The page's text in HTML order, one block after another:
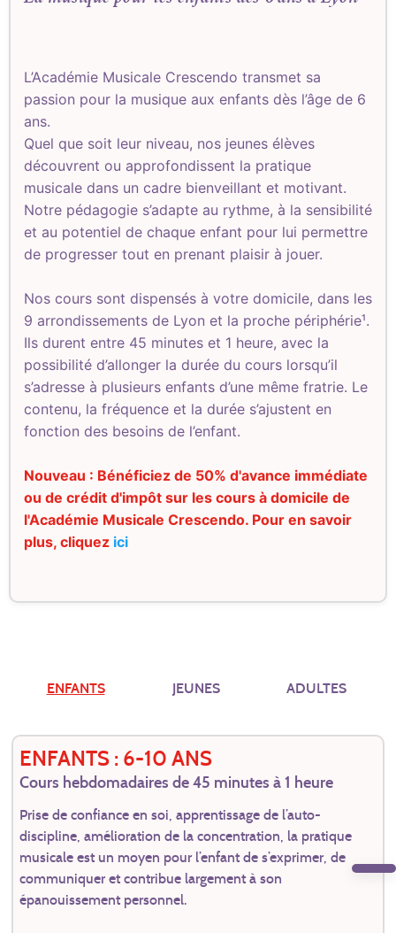
L’Académie Musicale Crescendo transmet sa
passion pour la musique aux enfants dès l’âge de 6
ans.
Quel que soit leur niveau, nos jeunes élèves
découvrent ou approfondissent la pratique
musicale dans un cadre bienveillant et motivant.
Notre pédagogie s’adapte au rythme, à la sensibilité
et au potentiel de chaque enfant pour lui permettre
de progresser tout en prenant plaisir à jouer.
Nos cours sont dispensés à votre domicile, dans les
9 arrondissements de Lyon et la proche périphérie¹.
Ils durent entre 45 minutes et 1 heure, avec la
possibilité d’allonger la durée du cours lorsqu’il
s’adresse à plusieurs enfants d’une même fratrie. Le
contenu, la fréquence et la durée s’ajustent en
fonction des besoins de l’enfant.
Nouveau : Bénéficiez de 50% d'avance immédiate
ou de crédit d'impôt sur les cours à domicile de
l'Académie Musicale Crescendo. Pour en savoir
plus, cliquez ici
ENFANTS JEUNES ADULTES
ENFANTS : 6-10 ANS
Cours hebdomadaires de 45 minutes à 1 heure
Prise de confiance en soi, apprentissage de l’auto-
discipline, amélioration de la concentration, la pratique
musicale est un moyen pour l’enfant de s’exprimer, de
communiquer et contribue largement à son
épanouissement personnel.